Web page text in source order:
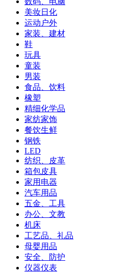
美妆日化
运动户外
家装、建材
鞋
玩具
童装
男装
食品、饮料
橡塑
精细化学品
家纺家饰
餐饮生鲜
钢铁
LED
纺织、皮革
箱包皮具
家用电器
汽车用品
五金、工具
办公、文教
机床
工艺品、礼品
母婴用品
安全、防护
仪器仪表